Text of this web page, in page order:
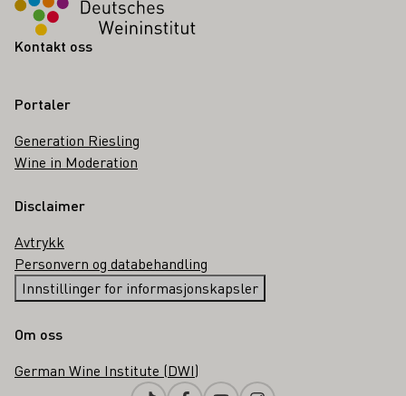
Kontakt oss
Portaler
Generation Riesling
Wine in Moderation
Disclaimer
Avtrykk
Personvern og databehandling
Innstillinger for informasjonskapsler
Om oss
German Wine Institute (DWI)